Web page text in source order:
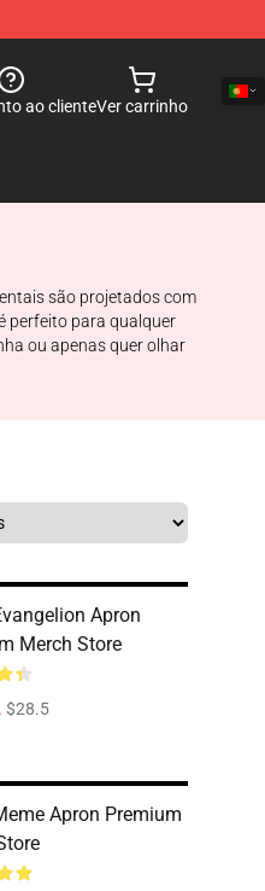
ao clienteVer carrinho
são projetados com
perfeito para qualquer
ou apenas quer olhar
Apron
Merch Store
$28.5
Apron Premium